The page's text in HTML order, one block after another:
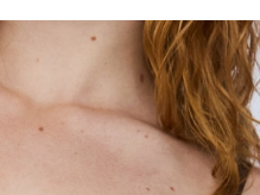
tous les soutiens-gorge T-shirt/